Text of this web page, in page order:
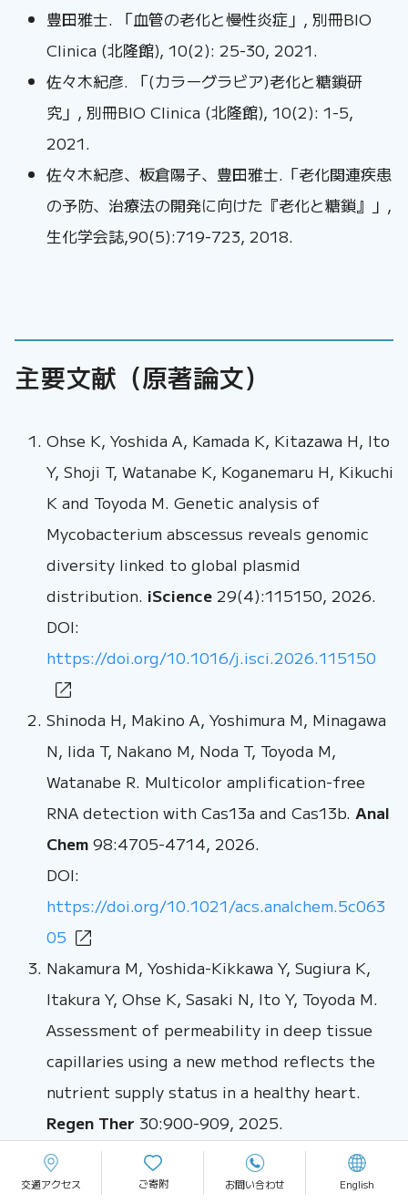
豊田雅士. 「血管の老化と慢性炎症」, 別冊BIO
Clinica (北隆館), 10(2): 25-30, 2021.
佐々木紀彦. 「(カラーグラビア)老化と糖鎖研
究」, 別冊BIO Clinica (北隆館), 10(2): 1-5,
2021.
佐々木紀彦、板倉陽子、豊田雅士.「老化関連疾患
の予防、治療法の開発に向けた『老化と糖鎖』」,
生化学会誌,90(5):719-723, 2018.
主要文献（原著論文）
Ohse K, Yoshida A, Kamada K, Kitazawa H, Ito
Y, Shoji T, Watanabe K, Koganemaru H, Kikuchi
K and Toyoda M. Genetic analysis of
Mycobacterium abscessus reveals genomic
diversity linked to global plasmid
distribution. iScience 29(4):115150, 2026.
DOI:
https://doi.org/10.1016/j.isci.2026.115150
Shinoda H, Makino A, Yoshimura M, Minagawa
N, Iida T, Nakano M, Noda T, Toyoda M,
Watanabe R. Multicolor amplification-free
RNA detection with Cas13a and Cas13b. Anal
Chem 98:4705-4714, 2026.
DOI:
https://doi.org/10.1021/acs.analchem.5c063
05
Nakamura M, Yoshida-Kikkawa Y, Sugiura K,
Itakura Y, Ohse K, Sasaki N, Ito Y, Toyoda M.
Assessment of permeability in deep tissue
capillaries using a new method reflects the
nutrient supply status in a healthy heart.
Regen Ther 30:900-909, 2025.
DOI:
https://doi.org/10.1016/j.reth.2025.10.005
交通アクセス ご寄附 お問い合わせ English